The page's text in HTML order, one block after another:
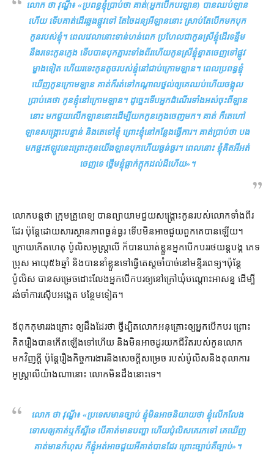
លោក ថា វុណ្ឌី៖ «​ប្រពន្ធ​ខ្ញុំ​ប្រាប់​ថា គាត់​(​អ្នកបើកបរ​ឡាន​) បាន​ឈប់​ឡាន​
ហើយ ទើប​គាត់​ដើរ​ឆ្លងផ្លូវ​ទៅ តែ​ចៃដន្យ​អី​ឡាន​នោះ ស្រាប់​តែ​បើក​មក​បុក​
កូន​របស់ខ្ញុំ​។ ពេលវេលា​នោះ​ទាន់ហន់​ពេក ប្រហែលជា​កូនស្រី​ខ្ញុំ​ដើរ​ទន្ទឹម​
នឹង​រទេះ​កូនក្មេង ទើបបាន​បុក​គ្នា​រះ​ទាំងពីរ​ហើយ​កូនស្រី​ខ្ញុំ​ខ្ទាត​ចេញទៅ​ផ្លូវ​
ម្ខាង​ទៀត ហើយ​រទេះ​កូនតូច​របស់ខ្ញុំ​នៅ​ជាប់​ក្រោម​ឡាន។ ពេល​ប្រពន្ធ​ខ្ញុំ​
ឃើញ​កូន​ក្រោម​ឡាន គាត់​ក៏រ​ត់​ទៅ​កណ្តាល​ថ្នល់​ឲ្យ​គេ​ឈប់​ហើយ​ចង្អុល​
ប្រាប់​គេ​ថា កូន​ខ្ញុំ​នៅ​ក្រោម​ឡាន​។ ដូច្នេះ​ទើប​អ្នកដំណើរ​ទាំងអស់​ចុះ​ពី​ឡាន​
នោះ មក​ជួយ​លើក​ឡាន​នោះ​ដើម្បី​យក​កូនក្មេង​ចេញ​មក​។ គាត់ ក៏​តេ​ហៅ​
ឡាន​សង្គ្រោះបន្ទាន់ និង​តេ​ទៅ​ខ្ញុំ ព្រោះ​ខ្ញុំ​នៅ​កន្លែងធ្វើការ​។ គាត់​ប្រាប់​ថា បង​
មក​ផ្ទះ​ឥឡូវនេះ​ព្រោះ​កូន​យើង​ឡាន​បុក​ហើយ​ធ្ងន់ធ្ងរ​។ ពេលនោះ ខ្ញុំ​គិត​អី​អត់​
ចេញ​ទេ ថ្លើម​ខ្ញុំ​ធ្លាក់​ក្តុក​ដល់​ដី​ហើយ»។
លោក​បន្ត​ថា ក្រុម​គ្រូពេទ្យ បាន​ព្យាយាម​ជួយសង្គ្រោះ​កូន​របស់​លោក​ទាំងពីរ​
ដែរ ប៉ុន្តែ​ដោយសារ​ស្ថានភាព​ធ្ងន់ធ្ងរ ទើប​មិន​អាច​ជួយ​ពួកគេ​បាន​ឡើយ​។
ក្រោយ​កើតហេតុ ប៉ូលិស​អូស្ត្រាលី ក៏បាន​ឃាត់ខ្លួន​អ្នកបើកបរ​រថយន្ត​បង្ក ភេទ​
ប្រុស អាយុ​៥៦​ឆ្នាំ និង​បាន​នាំ​ខ្លួន​ទៅ​ធ្វើ​តេស្ដ​ចាំបាច់​នៅ​មន្ទីរពេទ្យ​។​ប៉ុន្តែ​
ប៉ូលិស បានសម្រេច​ដោះលែង​អ្នកបើកបរ​ឲ្យ​នៅ​ក្រៅ​ឃុំ​បណ្ដោះអាសន្ន ដើម្បី​
រង់ចាំ​ការស៊ើបអង្កេត បន្ថែម​ទៀត។
ឪពុក​កុមារ​រងគ្រោះ ឲ្យ​ដឹង​ដែរ​ថា ថ្វី​ដ្បិត​លោក​អនុគ្រោះ​ឲ្យ​អ្នកបើកបរ ព្រោះ​
គិត​រឿង​បាន​កើតឡើង​ទៅ​ហើយ និង​មិនអាច​ដូរ​យក​ជីវិត​របស់​កូនលោក​
មកវិញ​ក្តី ប៉ុន្តែ​រឿង​កិច្ច​ការងារ​និង​សេចក្តី​សម្រេច របស់​ប៉ូលិស​និង​តុលាការ​
អូស្ត្រាលី​យ៉ាងណា​នោះ លោក​មិនដឹង​នោះ​ទេ។
លោក ថា វុណ្ឌី៖ «​ប្រទេស​មានច្បាប់ ខ្ញុំ​មិនអាច​និយាយ​ថា ខ្ញុំ​លើកលែង​
ទោស​ឲ្យ​គាត់​ឬក៏​ស្អី​ទេ បើ​គាត់​មាន​បញ្ហា ហើយ​ប៉ូលិស​គេ​រក​ទៅ គេ​ឃើញ​
គាត់​មាន​កំហុស ក៏​ខ្ញុំ​អត់​អាច​ជួយ​អី​គាត់​បាន​ដែរ ព្រោះ​ច្បាប់​គឺ​ច្បាប់»។